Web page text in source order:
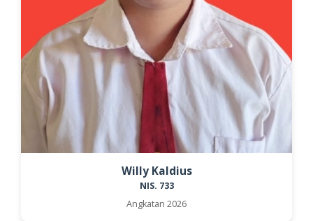
Willy Kaldius
NIS. 733
Angkatan 2026